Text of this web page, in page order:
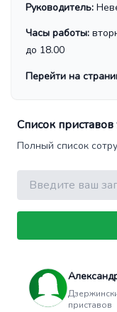
Руководитель:
Часы работы:
до 18.00
Перейти на
Список
Полный список
Поиск
приставов